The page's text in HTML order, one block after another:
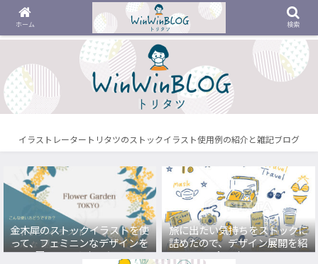
イラストレータートリタツのストックイラスト使用例の紹介と雑記ブログ
金木犀のストックイラストを使
って、フェミニンなデザインを
展開してみました。
旅に出たい気持ちをストックに
詰めたので、デザイン展開を紹
介します。
ホーム 検索